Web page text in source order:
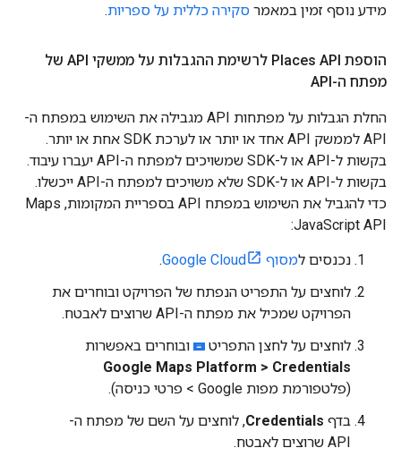
מידע נוסף זמין במאמר סקירה כללית על ספריות.
הוספת Places API לרשימת ההגבלות על ממשקי API של
מפתח ה-API
החלת הגבלות על מפתחות API מגבילה את השימוש במפתח ה-
API לממשק API אחד או יותר או לערכת SDK אחת או יותר.
בקשות ל-API או ל-SDK שמשויכים למפתח ה-API יעברו עיבוד.
בקשות ל-API או ל-SDK שלא משויכים למפתח ה-API ייכשלו.
כדי להגביל את השימוש במפתח API בספריית המקומות, Maps
JavaScript API:
נכנסים למסוף Google Cloud
.
לוחצים על התפריט הנפתח של הפרויקט ובוחרים את
הפרויקט שמכיל את מפתח ה-API שרוצים לאבטח.
לוחצים על לחצן התפריט
ובוחרים באפשרות
Google Maps Platform > Credentials
(פלטפורמת מפות Google > פרטי כניסה).
בדף Credentials, לוחצים על השם של מפתח ה-
API שרוצים לאבטח.